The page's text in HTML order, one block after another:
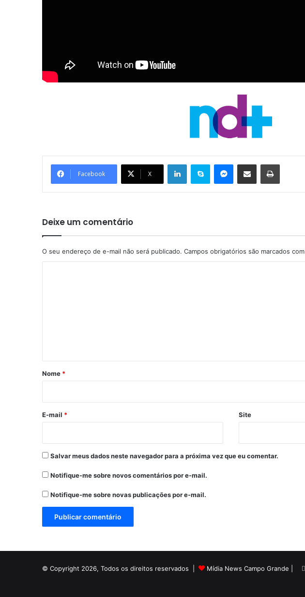
Facebook X
Deixe um comentário
O seu endereço de e-mail não será publicado. Campos obrigatórios são marcados com
r
*
Nome *
E-mail * Site
Salvar meus dados neste navegador para a próxima vez que eu comentar.
Notifique-me sobre novos comentários por e-mail.
Notifique-me sobre novas publicações por e-mail.
© Copyright 2026, Todos os direitos reservados | Mídia News Campo Grande |